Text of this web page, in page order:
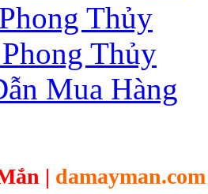
Thủy
Thủy
Mua Hàng
| damayman.com